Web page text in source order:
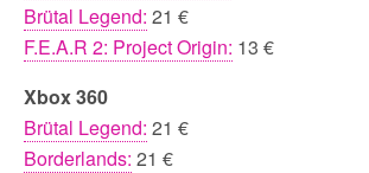
Brütal Legend: 21 €
F.E.A.R 2: Project Origin: 13 €
Xbox 360
Brütal Legend: 21 €
Borderlands: 21 €